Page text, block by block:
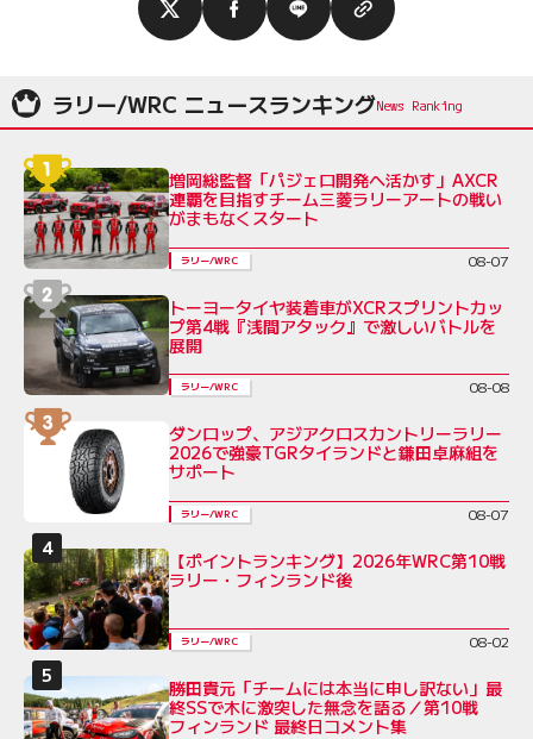
ラリー/WRC ニュースランキング
増岡総監督「パジェロ開発へ活かす」AXCR
連覇を目指すチーム三菱ラリーアートの戦い
がまもなくスタート
ラリー/WRC 08-07
トーヨータイヤ装着車がXCRスプリントカッ
プ第4戦『浅間アタック』で激しいバトルを
展開
ラリー/WRC 08-08
ダンロップ、アジアクロスカントリーラリー
2026で強豪TGRタイランドと鎌田卓麻組を
サポート
ラリー/WRC 08-07
【ポイントランキング】2026年WRC第10戦
ラリー・フィンランド後
ラリー/WRC 08-02
勝田貴元「チームには本当に申し訳ない」最
終SSで木に激突した無念を語る／第10戦
フィンランド 最終日コメント集